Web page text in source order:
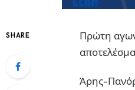
SHARE
Πρώτη
Άρης-